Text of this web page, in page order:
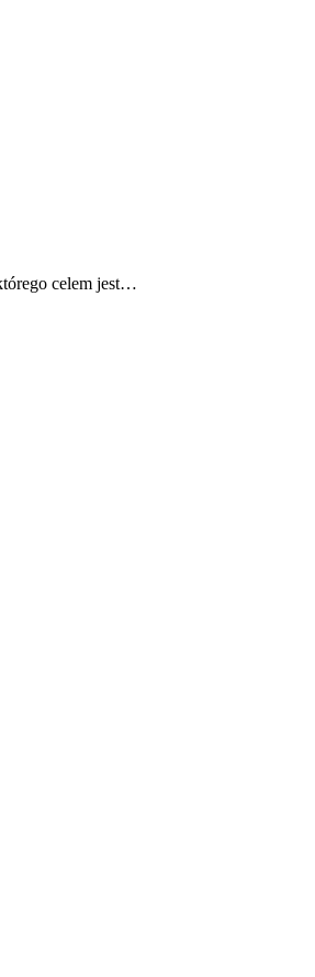
celem jest…